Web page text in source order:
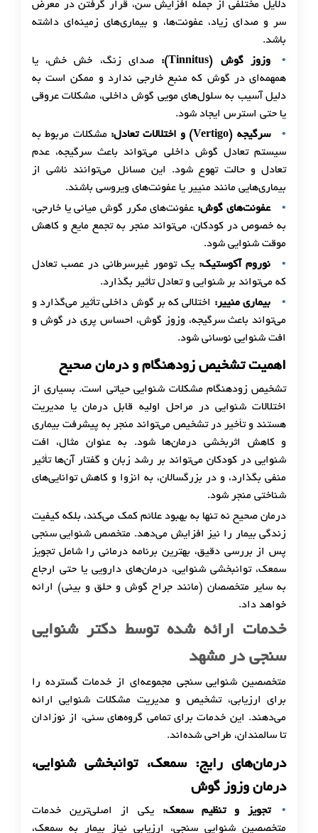
دلایل مختلفی از جمله افزایش سن، قرار گرفتن در معرض
سر و صدای زیاد، عفونت‌ها، و بیماری‌های زمینه‌ای داشته
باشد.
وزوز گوش (Tinnitus):
صدای زنگ، خش خش، یا
همهمه‌ای در گوش که منبع خارجی ندارد و ممکن است به
دلیل آسیب به سلول‌های مویی گوش داخلی، مشکلات عروقی
یا حتی استرس ایجاد شود.
سرگیجه (Vertigo) و اختلالات تعادل:
مشکلات مربوط به
سیستم تعادل گوش داخلی می‌تواند باعث سرگیجه، عدم
تعادل و حالت تهوع شود. این مسائل می‌توانند ناشی از
بیماری‌هایی مانند منییر یا عفونت‌های ویروسی باشند.
عفونت‌های گوش: عفونت‌های مکرر گوش میانی یا خارجی،
به خصوص در کودکان، می‌تواند منجر به تجمع مایع و کاهش
موقت شنوایی شود.
نوروم آکوستیک: یک تومور غیرسرطانی در عصب تعادل
که می‌تواند بر شنوایی و تعادل تأثیر بگذارد.
بیماری منییر: اختلالی که بر گوش داخلی تأثیر می‌گذارد و
می‌تواند باعث سرگیجه، وزوز گوش، احساس پری در گوش و
افت شنوایی نوسانی شود.
اهمیت تشخیص زودهنگام و درمان صحیح
تشخیص زودهنگام مشکلات شنوایی حیاتی است. بسیاری از
اختلالات شنوایی در مراحل اولیه قابل درمان یا مدیریت
هستند و تأخیر در تشخیص می‌تواند منجر به پیشرفت بیماری
و کاهش اثربخشی درمان‌ها شود. به عنوان مثال، افت
شنوایی در کودکان می‌تواند بر رشد زبان و گفتار آن‌ها تأثیر
منفی بگذارد، و در بزرگسالان، به انزوا و کاهش توانایی‌های
شناختی منجر شود.
درمان صحیح نه تنها به بهبود علائم کمک می‌کند، بلکه کیفیت
زندگی بیمار را نیز افزایش می‌دهد. متخصص شنوایی سنجی
پس از بررسی دقیق، بهترین برنامه درمانی را شامل تجویز
سمعک، توانبخشی شنوایی، درمان‌های دارویی یا حتی ارجاع
به سایر متخصصان (مانند جراح گوش و حلق و بینی) ارائه
خواهد داد.
خدمات ارائه شده توسط دکتر شنوایی
سنجی در مشهد
متخصصین شنوایی سنجی مجموعه‌ای از خدمات گسترده را
برای ارزیابی، تشخیص و مدیریت مشکلات شنوایی ارائه
می‌دهند. این خدمات برای تمامی گروه‌های سنی، از نوزادان
تا سالمندان، طراحی شده‌اند.
درمان‌های رایج: سمعک، توانبخشی شنوایی،
درمان وزوز گوش
تجویز و تنظیم سمعک: یکی از اصلی‌ترین خدمات
متخصصین شنوایی سنجی، ارزیابی نیاز بیمار به سمعک،